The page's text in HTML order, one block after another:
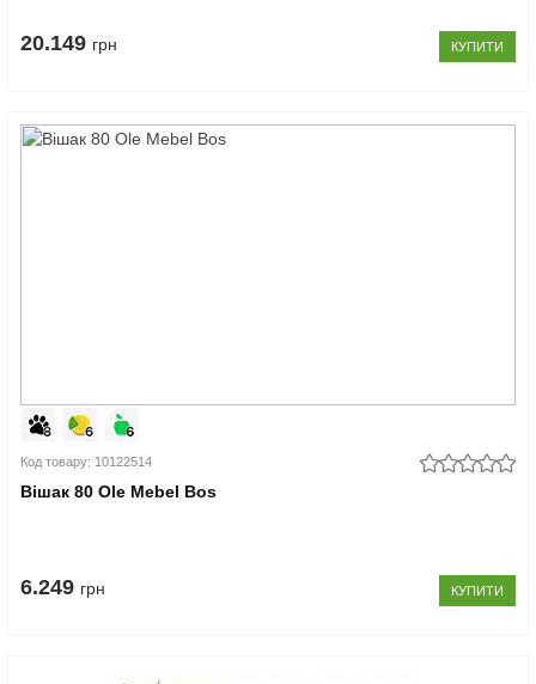
20.149 грн КУПИТИ
Код товару: 10122514
Вішак 80 Ole Mebel Bos
6.249 грн КУПИТИ